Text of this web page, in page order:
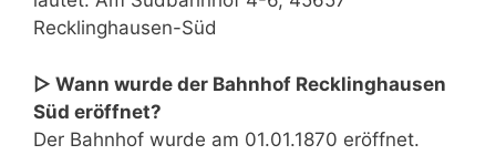
Recklinghausen-Süd
▷ Wann wurde der Bahnhof Recklinghausen
Süd eröffnet?
Der Bahnhof wurde am 01.01.1870 eröffnet.